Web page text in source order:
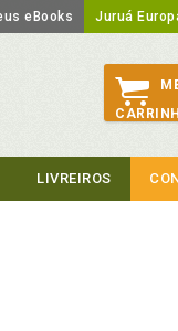
eBooks Juruá
LIVREIROS